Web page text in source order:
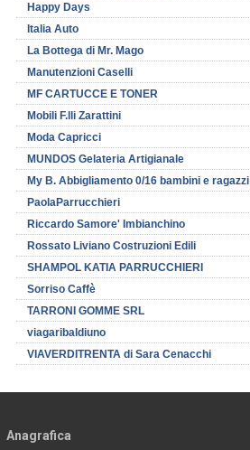
Happy Days
Italia Auto
La Bottega di Mr. Mago
Manutenzioni Caselli
MF CARTUCCE E TONER
Mobili F.lli Zarattini
Moda Capricci
MUNDOS Gelateria Artigianale
My B. Abbigliamento 0/16 bambini e ragazzi
PaolaParrucchieri
Riccardo Samore' Imbianchino
Rossato Liviano Costruzioni Edili
SHAMPOL KATIA PARRUCCHIERI
Sorriso Caffè
TARRONI GOMME SRL
viagaribaldiuno
VIAVERDITRENTA di Sara Cenacchi
Anagrafica